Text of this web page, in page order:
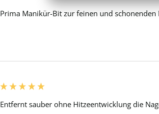
Prima Manikür-Bit zur feinen und
Entfernt sauber ohne Hitzeentwicklung die